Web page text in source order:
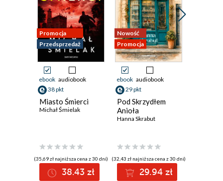
Promocja
Przedsprzedaż
ebook audiobook
38 pkt
Miasto Śmierci
Michał Śmielak
(35,69 zł najniższa cena z 30 dni)
38.43 zł
Nowość
Promocja
ebook audiobook
29 pkt
Pod Skrzydłem
Anioła
Hanna Skrabut
(32,43 zł najniższa cena z 30 dni)
29.94 zł